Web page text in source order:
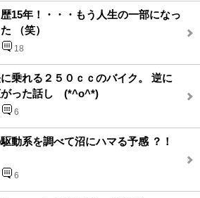
15年！・・・もう人生の一部になっ
（笑）
18
乗れる２５０ｃｃのバイク。 逆に
がった話し (*^o^*)
6
動系を調べて沼にハマる予感 ？！
6